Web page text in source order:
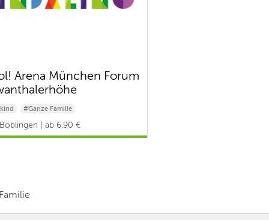
Arena München Forum
#Ganze Familie
| ab 6,90 €